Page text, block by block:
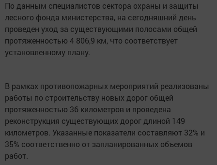
По данным специалистов сектора охраны и защиты
лесного фонда министерства, на сегодняшний день
проведен уход за существующими полосами общей
протяженностью 4 806,9 км, что соответствует
установленному плану.
В рамках противопожарных мероприятий реализованы
работы по строительству новых дорог общей
протяженностью 36 километров и проведена
реконструкция существующих дорог длиной 149
километров. Указанные показатели составляют 32% и
35% соответственно от запланированных объемов
работ.